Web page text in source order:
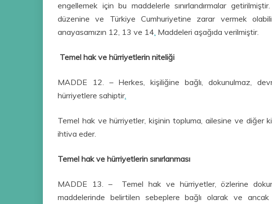
engellemek için bu maddelerle sınırlandırmalar
düzenine ve Türkiye Cumhuriyetine zarar vermek
anayasamızın 12, 13 ve 14. Maddeleri aşağıda verilmiştir.
Temel hak ve hürriyetlerin niteliği
MADDE 12. – Herkes, kişiliğine bağlı, dokunulmaz,
hürriyetlere sahiptir.
Temel hak ve hürriyetler, kişinin topluma, ailesine ve diğer
ihtiva eder.
Temel hak ve hürriyetlerin sınırlanması
MADDE 13. – Temel hak ve hürriyetler, özlerine
maddelerinde belirtilen sebeplere bağlı olarak ve ancak